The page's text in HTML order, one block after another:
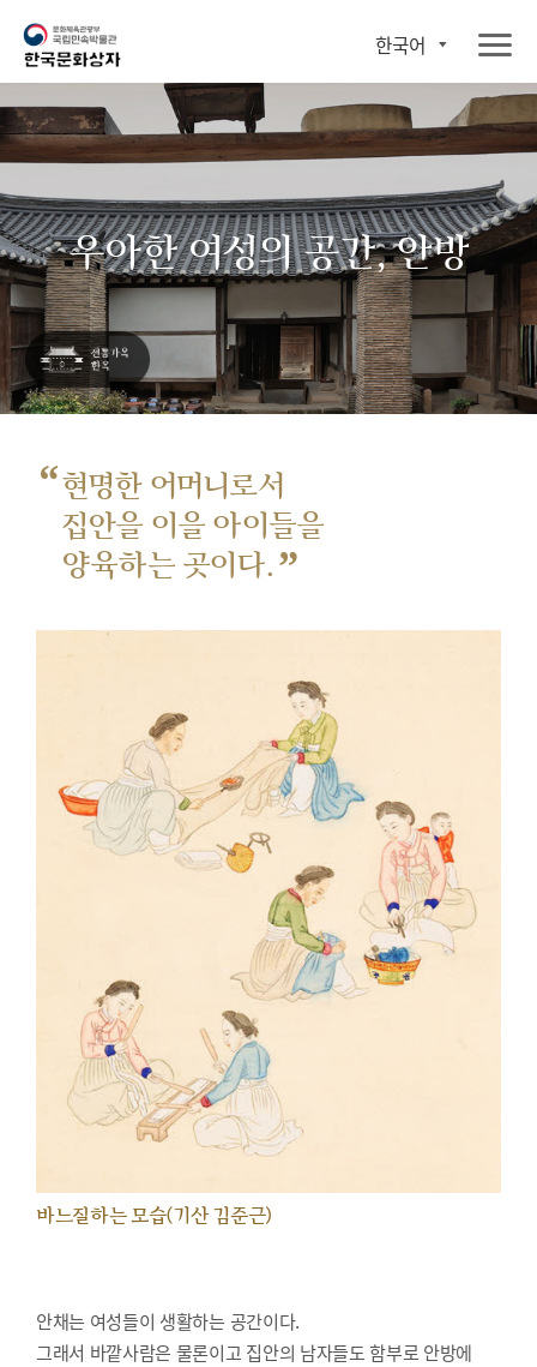
한국어
우아한 여성의 공간, 안방
“현명한 어머니로서
집안을 이을 아이들을
양육하는 곳이다. ”
바느질하는 모습(기산 김준근)
안채는 여성들이 생활하는 공간이다.
그래서 바깥사람은 물론이고 집안의 남자들도 함부로 안방에